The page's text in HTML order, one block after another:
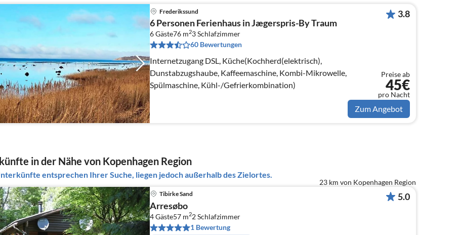
Frederikssund
6 Personen Ferienhaus in Jægerspris-By Traum
6 Gäste76 m23Schlafzimmer
60 Bewertungen
Internetzugang DSL, Küche(Kochherd(elektrisch),
Dunstabzugshaube, Kaffeemaschine, Kombi-Mikrowelle,
Spülmaschine, Kühl-/Gefrierkombination)
3.8
Preise ab
45€
pro Nacht
Zum Angebot
in der Nähe von Kopenhagen Region
entsprechen Ihrer Suche, liegen jedoch außerhalb des Zielortes.
23 km von Kopenhagen Region
Tibirke Sand
Arresøbo
4 Gäste57 m22Schlafzimmer
1 Bewertung
5.0